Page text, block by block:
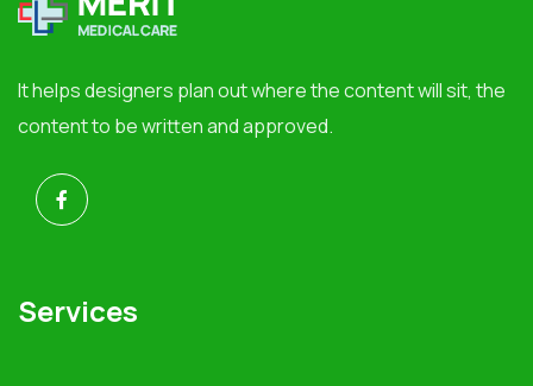
It helps designers plan out where the content will sit, the
content to be written and approved.
Services